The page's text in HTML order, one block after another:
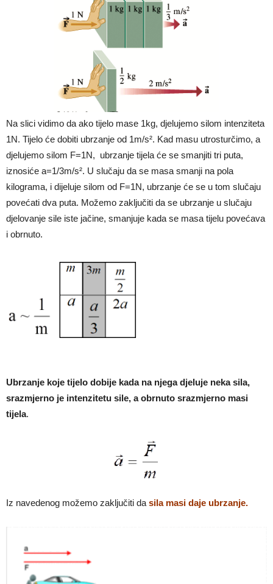
Na slici vidimo da ako tijelo mase 1kg, djelujemo silom intenziteta
1N. Tijelo će dobiti ubrzanje od 1m/s². Kad masu utrosturčimo, a
djelujemo silom F=1N, ubrzanje tijela će se smanjiti tri puta,
iznosiće a=1/3m/s². U slučaju da se masa smanji na pola
kilograma, i dijeluje silom od F=1N, ubrzanje će se u tom slučaju
povećati dva puta. Možemo zaključiti da se ubrzanje u slučaju
djelovanje sile iste jačine, smanjuje kada se masa tijelu povećava
i obrnuto.
Ubrzanje koje tijelo dobije kada na njega djeluje neka sila,
srazmjerno je intenzitetu sile, a obrnuto srazmjerno masi
tijela.
Iz navedenog možemo zaključiti da sila masi daje ubrzanje.